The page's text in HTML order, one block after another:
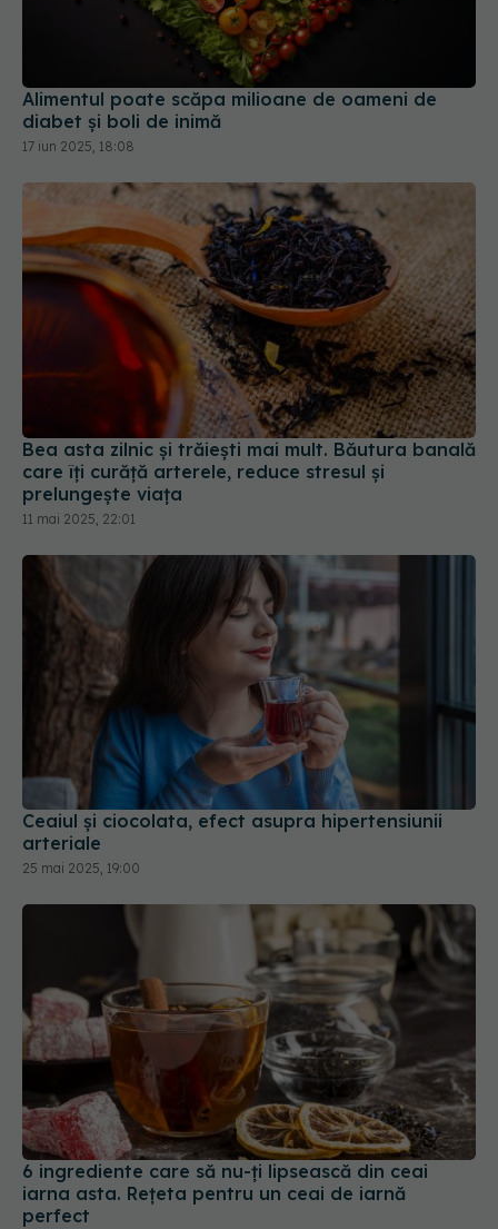
Alimentul poate scăpa milioane de oameni de
diabet și boli de inimă
Bea asta zilnic și trăiești mai mult. Băutura banală
care îți curăță arterele, reduce stresul și
prelungește viața
11 mai 2025, 22:01
Ceaiul și ciocolata, efect asupra hipertensiunii
arteriale
25 mai 2025, 19:00
6 ingrediente care să nu-ți lipsească din ceai
iarna asta. Rețeta pentru un ceai de iarnă
perfect
05 ian 2025, 09:52